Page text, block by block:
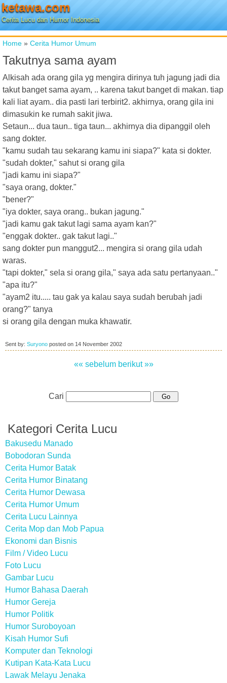
ketawa.com
Cerita Lucu dan Humor Indonesia
Home » Cerita Humor Umum
Takutnya sama ayam
Alkisah ada orang gila yg mengira dirinya tuh jagung jadi dia
takut banget sama ayam, .. karena takut banget di makan. tiap
kali liat ayam.. dia pasti lari terbirit2. akhirnya, orang gila ini
dimasukin ke rumah sakit jiwa.
Setaun... dua taun.. tiga taun... akhirnya dia dipanggil oleh
sang dokter.
"kamu sudah tau sekarang kamu ini siapa?" kata si dokter.
"sudah dokter," sahut si orang gila
"jadi kamu ini siapa?"
"saya orang, dokter."
"bener?"
"iya dokter, saya orang.. bukan jagung."
"jadi kamu gak takut lagi sama ayam kan?"
"enggak dokter.. gak takut lagi.."
sang dokter pun manggut2... mengira si orang gila udah
waras.
"tapi dokter," sela si orang gila," saya ada satu pertanyaan.."
"apa itu?"
"ayam2 itu..... tau gak ya kalau saya sudah berubah jadi
orang?" tanya
si orang gila dengan muka khawatir.
Sent by: Suryono posted on 14 November 2002
«« sebelum berikut »»
Cari
Kategori Cerita Lucu
Bakusedu Manado
Bobodoran Sunda
Cerita Humor Batak
Cerita Humor Binatang
Cerita Humor Dewasa
Cerita Humor Umum
Cerita Lucu Lainnya
Cerita Mop dan Mob Papua
Ekonomi dan Bisnis
Film / Video Lucu
Foto Lucu
Gambar Lucu
Humor Bahasa Daerah
Humor Gereja
Humor Politik
Humor Suroboyoan
Kisah Humor Sufi
Komputer dan Teknologi
Kutipan Kata-Kata Lucu
Lawak Melayu Jenaka